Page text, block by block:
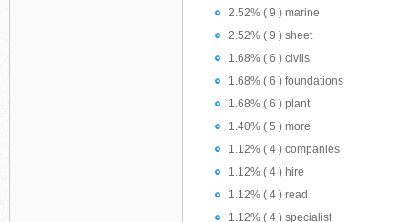
2.52% ( 9 ) marine
2.52% ( 9 ) sheet
1.68% ( 6 ) civils
1.68% ( 6 ) foundations
1.68% ( 6 ) plant
1.40% ( 5 ) more
1.12% ( 4 ) companies
1.12% ( 4 ) hire
1.12% ( 4 ) read
1.12% ( 4 ) specialist